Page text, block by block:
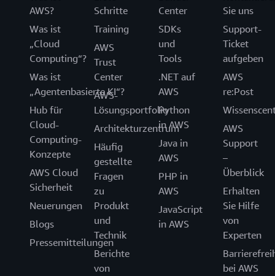
AWS?
Was ist
„Cloud
Computing“?
Was ist
„Agentenbasierte KI“?
Hub für
Cloud-
Computing-
Konzepte
AWS Cloud
Sicherheit
Neuerungen
Blogs
Pressemitteilungen
Schritte
Training
AWS
Trust
Center
AWS-
Lösungsportfolio
Architekturzentrum
Häufig
gestellte
Fragen
zu
Produkt
und
Technik
Berichte
von
Center
SDKs
und
Tools
.NET auf
AWS
Python
in AWS
Java in
AWS
PHP in
AWS
JavaScript
in AWS
Sie uns
Support-
Ticket
aufgeben
AWS
re:Post
AWS
Support
–
Überblick
Erhalten
Sie Hilfe
von
Experten
bei AWS